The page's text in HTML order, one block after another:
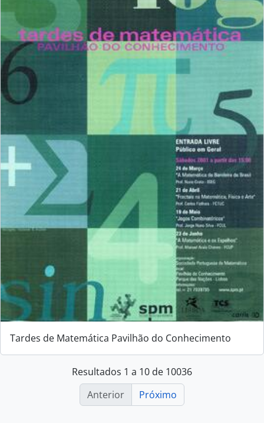
Tardes de Matemática Pavilhão do Conhecimento
Resultados 1 a 10 de 10036
Anterior
Próximo